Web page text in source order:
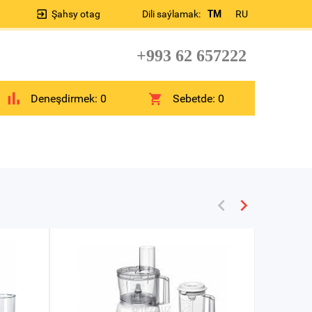
Dili saýlamak: TM RU
Şahsy otag
+993 62 657222
Deneşdirmek: 0 Sebetde:0